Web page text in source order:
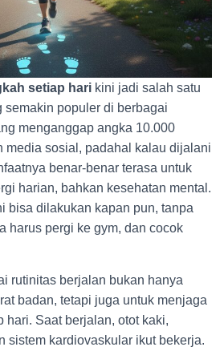
setiap hari kini jadi salah satu
semakin populer di berbagai
menganggap angka 10.000
media sosial, padahal kalau dijalani
benar-benar terasa untuk
harian, bahkan kesehatan mental.
bisa dilakukan kapan pun, tanpa
harus pergi ke gym, dan cocok
rutinitas berjalan bukan hanya
badan, tetapi juga untuk menjaga
hari. Saat berjalan, otot kaki,
sistem kardiovaskular ikut bekerja.